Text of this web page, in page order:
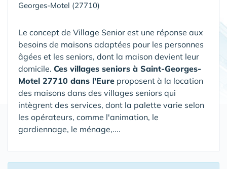
Georges-Motel (27710)
Le concept de Village Senior est une réponse aux
besoins de maisons adaptées pour les personnes
âgées et les seniors, dont la maison devient leur
domicile. Ces villages seniors à Saint-Georges-
Motel 27710 dans l'Eure proposent à la location
des maisons dans des villages seniors qui
intègrent des services, dont la palette varie selon
les opérateurs, comme l'animation, le
gardiennage, le ménage,....